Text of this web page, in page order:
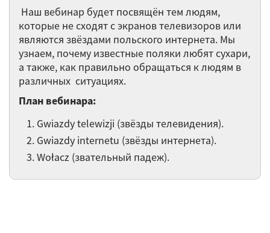
Liczebnik też się liczy – С числительным
нужно считаться!
Szczęśliwej podróży! (Счастливого
путешествия!)
Tryb warunkowy. Дружба. Условное
наклонение.
Wynajmowanie mieszkania.
Przeprowadzka (Аренда жилья. Переезд)
Наш вебинар будет посвящён тем людям,
которые не сходят с экранов телевизоров или
являются звёздами польского интернета. Мы
узнаем, почему известные поляки любят сухари,
а также, как правильно обращаться к людям в
различных ситуациях.
План вебинара:
Gwiazdy telewizji (звёзды телевидения).
Gwiazdy internetu (звёзды интернета).
Wołacz (звательный падеж).